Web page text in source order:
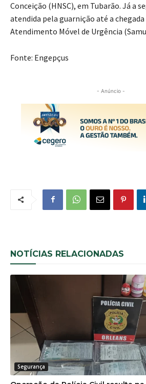
Conceição (HNSC), em Tubarão. Já a
atendida pela guarnição até a chegada
Atendimento Móvel de Urgência
Fonte: Engepçus
- Anúncio -
NOTÍCIAS RELACIONADAS
Segurança